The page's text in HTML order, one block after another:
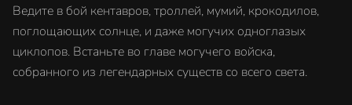
Ведите в бой кентавров, троллей, мумий, крокодилов,
поглощающих солнце, и даже могучих одноглазых
циклопов. Встаньте во главе могучего войска,
собранного из легендарных существ со всего света.